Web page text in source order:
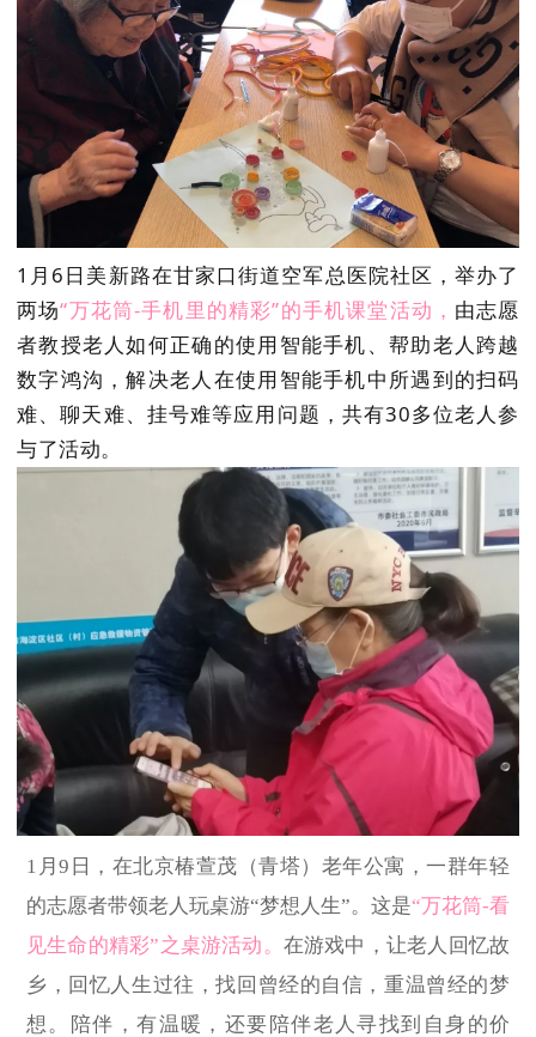
1月6日美新路在甘家口街道空军总医院社区，举办了
两场“万花筒-手机里的精彩”的手机课堂活动， 由志愿
者教授老人如何正确的使用智能手机、帮助老人跨越
数字鸿沟，解决老人在使用智能手机中所遇到的扫码
难、聊天难、挂号难等应用问题，共有30多位老人参
与了活动。
1月9日，在北京椿萱茂（青塔）老年公寓，一群年轻
的志愿者带领老人玩桌游“梦想人生”。这是“万花筒-看
见生命的精彩”之桌游活动 。 在游戏中，让老人回忆故
乡，回忆人生过往，找回曾经的自信，重温曾经的梦
想。陪伴，有温暖，还要陪伴老人寻找到自身的价